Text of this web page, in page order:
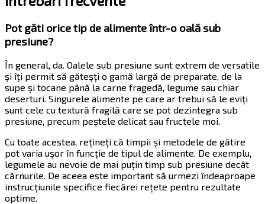
Pot găti orice tip de alimente într-o oală sub
presiune?
În general, da. Oalele sub presiune sunt extrem de versatile
și îți permit să găteșți o gamă largă de preparate, de la
supe și tocane până la carne fragedă, legume sau chiar
deserturi. Singurele alimente pe care ar trebui să le eviți
sunt cele cu textură fragilă care se pot dezintegra sub
presiune, precum peștele delicat sau fructele moi.
Cu toate acestea, rețineți că timpii și metodele de gătire
pot varia ușor în funcție de tipul de alimente. De exemplu,
legumele au nevoie de mai puțin timp sub presiune decât
cărnurile. De aceea este important să urmezi îndeaproape
instrucțiunile specifice fiecărei rețete pentru rezultate
optime.